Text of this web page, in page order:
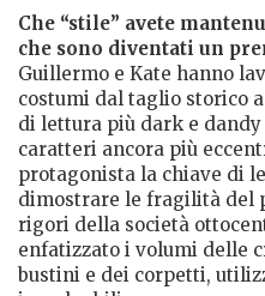
Che “stile” avete
che sono diventati un
Guillermo e Kate hanno
costumi dal taglio storico
di lettura più dark e
caratteri ancora più
protagonista la chiave di
dimostrare le fragilità del
rigori della società
enfatizzato i volumi delle
bustini e dei corpetti,